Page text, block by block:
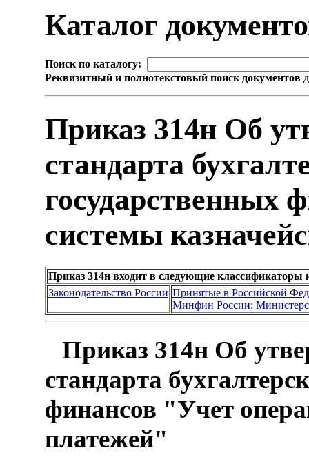
Каталог
Поиск по каталогу:
Реквизитный и полнотекстовый поиск документов
Приказ 314н Об
стандарта
государственных
системы
Приказ 314н входит в следующие классификаторы
Законодательство России Принятые в Российской
Минфин России;
Приказ 314н Об
стандарта
финансов "Учет
платежей"